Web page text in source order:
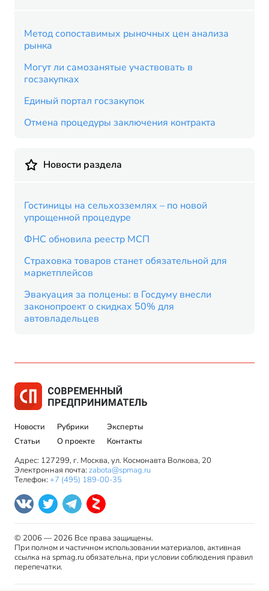
Метод сопоставимых рыночных цен анализа
рынка
Могут ли самозанятые участвовать в
госзакупках
Единый портал госзакупок
Отмена процедуры заключения контракта
Новости раздела
Гостиницы на сельхозземлях – по новой
упрощенной процедуре
ФНС обновила реестр МСП
Страховка товаров станет обязательной для
маркетплейсов
Эвакуация за полцены: в Госдуму внесли
законопроект о скидках 50% для
автовладельцев
Новости
Статьи
Рубрики
О проекте
Эксперты
Контакты
Адрес: 127299, г. Москва, ул. Космонавта Волкова, 20
Электронная почта: zabota@spmag.ru
Телефон: +7 (495) 189-00-35
© 2006 — 2026 Все права защищены.
При полном и частичном использовании материалов, активная
ссылка на spmag.ru обязательна, при условии соблюдения правил
перепечатки.